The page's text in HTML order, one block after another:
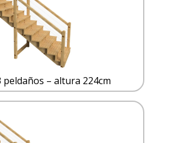
peldaños – altura 224cm